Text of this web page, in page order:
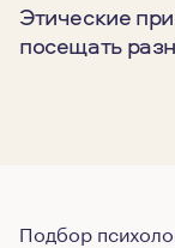
Этические
посещать
Подбор